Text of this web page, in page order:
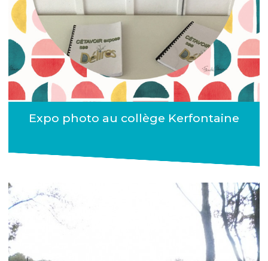
Expo photo au collège Kerfontaine